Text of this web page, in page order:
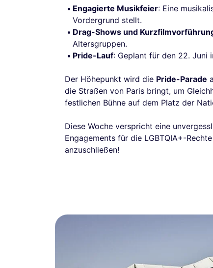
Engagierte Musikfeier: Eine
Vordergrund stellt.
Drag-Shows und
Altersgruppen.
Pride-Lauf: Geplant für den 22. Juni
Der Höhepunkt wird die Pride-Parade
die Straßen von Paris bringt, um
festlichen Bühne auf dem Platz der
Diese Woche verspricht eine
Engagements für die LGBTQIA+-
anzuschließen!